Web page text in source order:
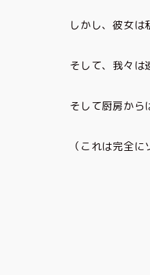
しかし、彼女
そして、我々は
そして厨房から
（これは完全